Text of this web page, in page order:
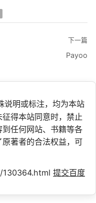
下一篇
Payoo
说明或标注，均为本站
得本站同意时，禁止
任何网站、书籍等各
著者的合法权益，可
130364.html 提交百度